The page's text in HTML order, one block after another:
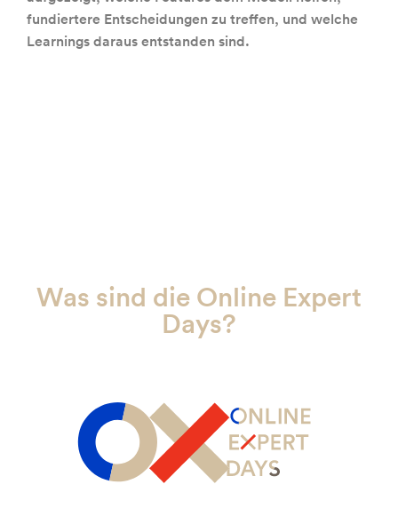
fundiertere Entscheidungen zu treffen, und welche
Learnings daraus entstanden sind.
Was sind die Online Expert
Days?